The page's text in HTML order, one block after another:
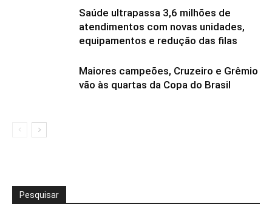
Saúde ultrapassa 3,6 milhões de
atendimentos com novas unidades,
equipamentos e redução das filas
Maiores campeões, Cruzeiro e Grêmio
vão às quartas da Copa do Brasil
Pesquisar